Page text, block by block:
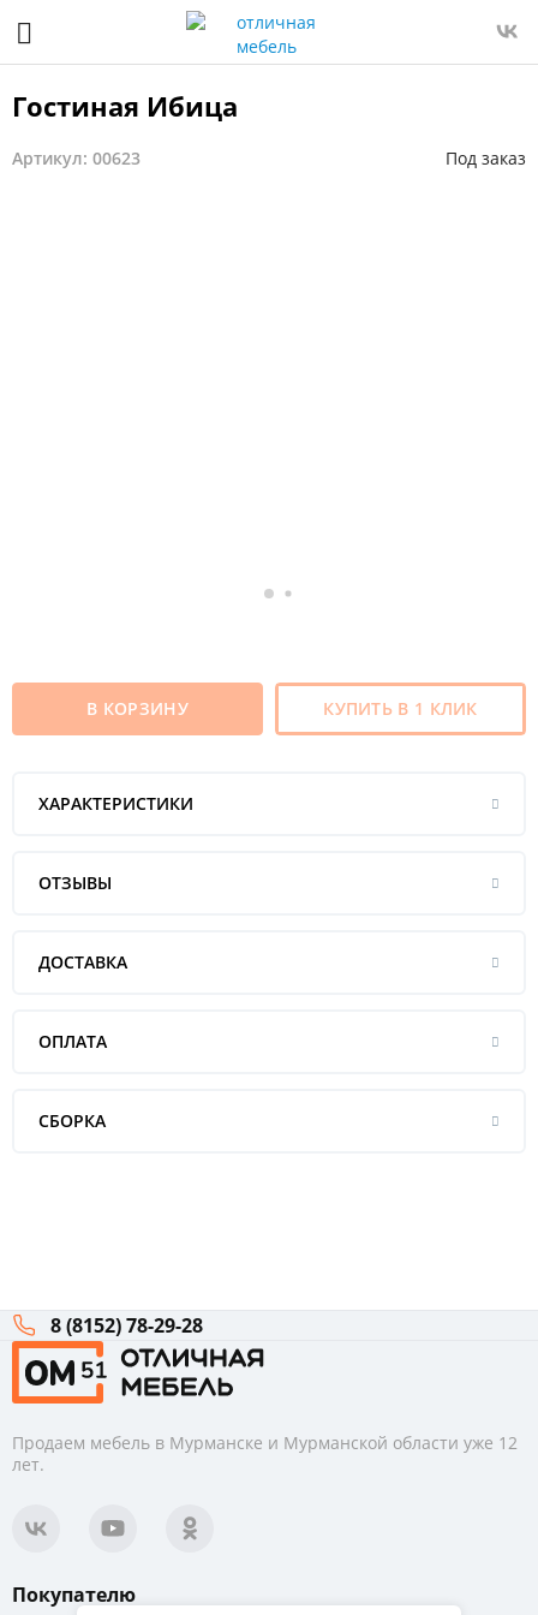
Гостиная Ибица
Артикул: 00623 Под заказ
В КОРЗИНУ КУПИТЬ В 1 КЛИК
ХАРАКТЕРИСТИКИ
ОТЗЫВЫ
ДОСТАВКА
ОПЛАТА
СБОРКА
8 (8152) 78-29-28
Продаем мебель в Мурманске и Мурманской области уже 12
лет.
Покупателю